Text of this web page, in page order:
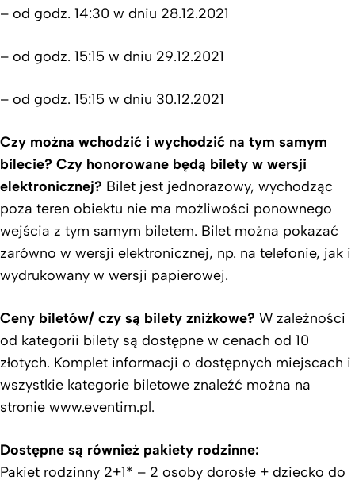
– od godz. 14:30 w dniu 28.12.2021
– od godz. 15:15 w dniu 29.12.2021
– od godz. 15:15 w dniu 30.12.2021
Czy można wchodzić i wychodzić na tym samym
bilecie? Czy honorowane będą bilety w wersji
elektronicznej? Bilet jest jednorazowy, wychodząc
poza teren obiektu nie ma możliwości ponownego
wejścia z tym samym biletem. Bilet można pokazać
zarówno w wersji elektronicznej, np. na telefonie, jak i
wydrukowany w wersji papierowej.
Ceny biletów/ czy są bilety zniżkowe? W zależności
od kategorii bilety są dostępne w cenach od 10
złotych. Komplet informacji o dostępnych miejscach i
wszystkie kategorie biletowe znaleźć można na
stronie www.eventim.pl.
Dostępne są również pakiety rodzinne:
Pakiet rodzinny 2+1* – 2 osoby dorosłe + dziecko do